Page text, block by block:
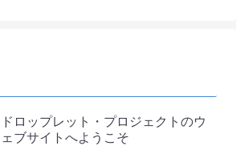
ドロップレット・プロジェクトのウ
ェブサイトへようこそ